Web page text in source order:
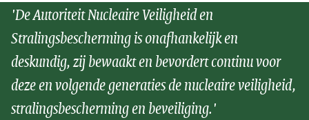
'De Autoriteit Nucleaire Veiligheid en
Stralingsbescherming is onafhankelijk en
deskundig, zij bewaakt en bevordert continu voor
deze en volgende generaties de nucleaire veiligheid,
stralingsbescherming en beveiliging.'